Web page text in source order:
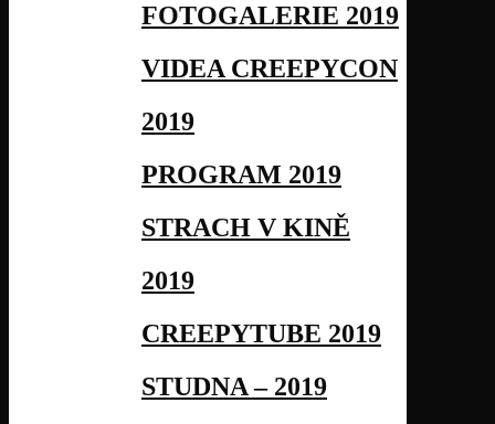
FOTOGALERIE 2019
VIDEA CREEPYCON
2019
PROGRAM 2019
STRACH V KINĚ
2019
CREEPYTUBE 2019
STUDNA – 2019